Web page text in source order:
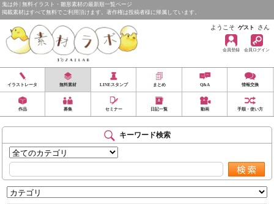
鬼は外 | 無料イラスト・雛形素材の最新順一覧ページ
掲載素材はすべて無料でご利用頂けます。著作権は投稿者様に帰属しています。
ようこそ ゲスト さん
会員登録 会員ログイン
イラストレータ 無料素材 LINEスタンプ まとめ Q&A 情報交換
作品 募集 セミナー 日記一覧 動画 手順・使い方
キーワード検索